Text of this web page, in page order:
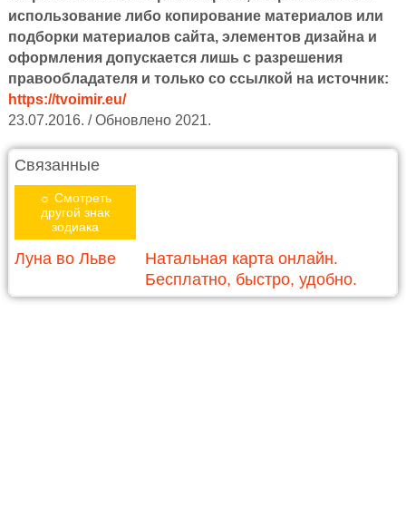
использование либо копирование материалов или
подборки материалов сайта, элементов дизайна и
оформления допускается лишь с разрешения
правообладателя и только со ссылкой на источник:
https://tvoimir.eu/
23.07.2016. / Обновлено 2021.
Связанные
☼ Смотреть
другой знак
зодиака
Луна во Льве
Натальная карта онлайн.
Бесплатно, быстро, удобно.